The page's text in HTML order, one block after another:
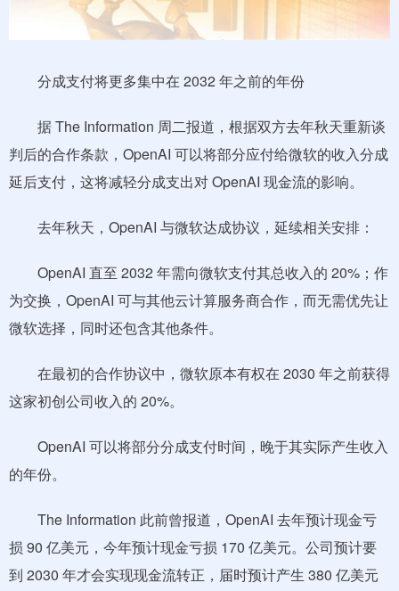
分成支付将更多集中在 2032 年之前的年份
据 The Information 周二报道，根据双方去年秋天重新谈
判后的合作条款，OpenAI 可以将部分应付给微软的收入分成
延后支付，这将减轻分成支出对 OpenAI 现金流的影响。
去年秋天，OpenAI 与微软达成协议，延续相关安排：
OpenAI 直至 2032 年需向微软支付其总收入的 20%；作
为交换，OpenAI 可与其他云计算服务商合作，而无需优先让
微软选择，同时还包含其他条件。
在最初的合作协议中，微软原本有权在 2030 年之前获得
这家初创公司收入的 20%。
OpenAI 可以将部分分成支付时间，晚于其实际产生收入
的年份。
The Information 此前曾报道，OpenAI 去年预计现金亏
损 90 亿美元，今年预计现金亏损 170 亿美元。公司预计要
到 2030 年才会实现现金流转正，届时预计产生 380 亿美元